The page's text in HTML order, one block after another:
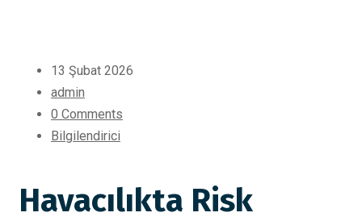
13 Şubat 2026
admin
0 Comments
Bilgilendirici
Havacılıkta Risk